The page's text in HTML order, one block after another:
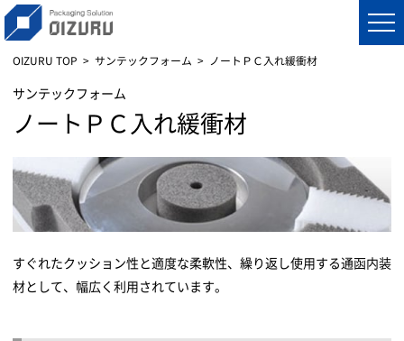
OIZURU TOP サンテックフォーム ノートＰＣ入れ緩衝材
サンテックフォーム
ノートＰＣ入れ緩衝材
すぐれたクッション性と適度な柔軟性、繰り返し使用する通函内装
材として、幅広く利用されています。